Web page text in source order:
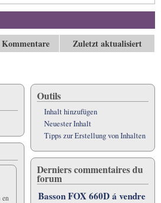
Kommentare Zuletzt aktualisiert
en
Outils
Inhalt hinzufügen
Neuester Inhalt
Tipps zur Erstellung von Inhalten
Derniers commentaires du
forum
Basson FOX 660D á vendre